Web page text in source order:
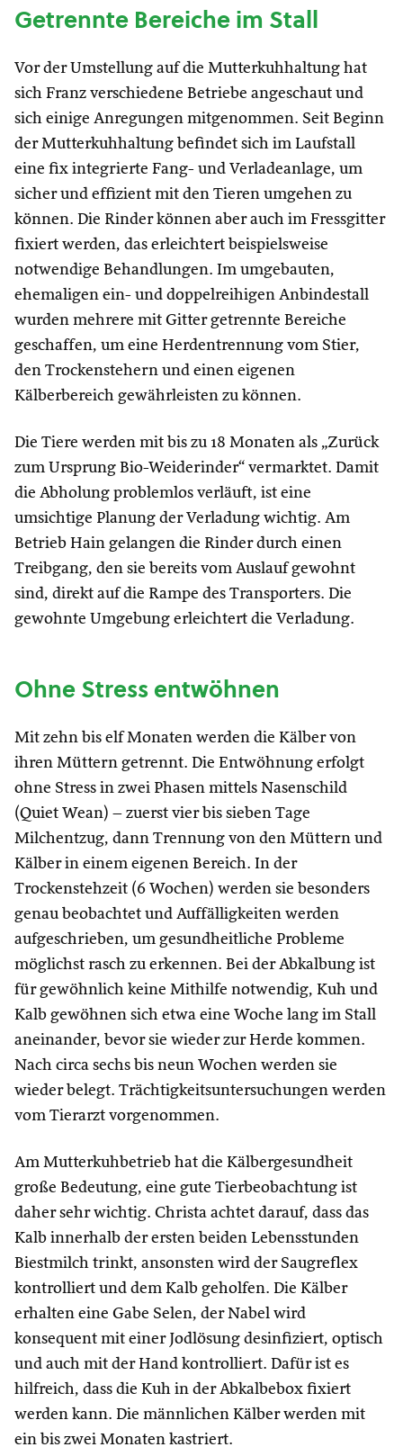
Getrennte Bereiche im Stall
Vor der Umstellung auf die Mutterkuhhaltung hat
sich Franz verschiedene Betriebe angeschaut und
sich einige Anregungen mitgenommen. Seit Beginn
der Mutterkuhhaltung befindet sich im Laufstall
eine fix integrierte Fang- und Verladeanlage, um
sicher und effizient mit den Tieren umgehen zu
können. Die Rinder können aber auch im Fressgitter
fixiert werden, das erleichtert beispielsweise
notwendige Behandlungen. Im umgebauten,
ehemaligen ein- und doppelreihigen Anbindestall
wurden mehrere mit Gitter getrennte Bereiche
geschaffen, um eine Herdentrennung vom Stier,
den Trockenstehern und einen eigenen
Kälberbereich gewährleisten zu können.
Die Tiere werden mit bis zu 18 Monaten als „Zurück
zum Ursprung Bio-Weiderinder“ vermarktet. Damit
die Abholung problemlos verläuft, ist eine
umsichtige Planung der Verladung wichtig. Am
Betrieb Hain gelangen die Rinder durch einen
Treibgang, den sie bereits vom Auslauf gewohnt
sind, direkt auf die Rampe des Transporters. Die
gewohnte Umgebung erleichtert die Verladung.
Ohne Stress entwöhnen
Mit zehn bis elf Monaten werden die Kälber von
ihren Müttern getrennt. Die Entwöhnung erfolgt
ohne Stress in zwei Phasen mittels Nasenschild
(Quiet Wean) – zuerst vier bis sieben Tage
Milchentzug, dann Trennung von den Müttern und
Kälber in einem eigenen Bereich. In der
Trockenstehzeit (6 Wochen) werden sie besonders
genau beobachtet und Auffälligkeiten werden
aufgeschrieben, um gesundheitliche Probleme
möglichst rasch zu erkennen. Bei der Abkalbung ist
für gewöhnlich keine Mithilfe notwendig, Kuh und
Kalb gewöhnen sich etwa eine Woche lang im Stall
aneinander, bevor sie wieder zur Herde kommen.
Nach circa sechs bis neun Wochen werden sie
wieder belegt. Trächtigkeitsuntersuchungen werden
vom Tierarzt vorgenommen.
Am Mutterkuhbetrieb hat die Kälbergesundheit
große Bedeutung, eine gute Tierbeobachtung ist
daher sehr wichtig. Christa achtet darauf, dass das
Kalb innerhalb der ersten beiden Lebensstunden
Biestmilch trinkt, ansonsten wird der Saugreflex
kontrolliert und dem Kalb geholfen. Die Kälber
erhalten eine Gabe Selen, der Nabel wird
konsequent mit einer Jodlösung desinfiziert, optisch
und auch mit der Hand kontrolliert. Dafür ist es
hilfreich, dass die Kuh in der Abkalbebox fixiert
werden kann. Die männlichen Kälber werden mit
ein bis zwei Monaten kastriert.